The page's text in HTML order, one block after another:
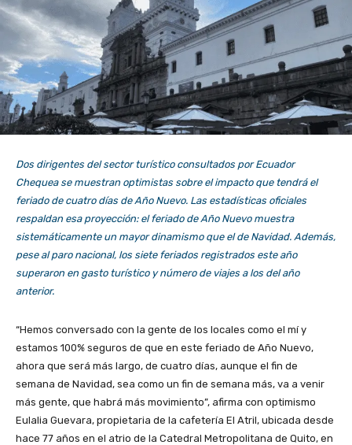
Dos dirigentes del sector turístico consultados por Ecuador
Chequea se muestran optimistas sobre el impacto que tendrá el
feriado de cuatro días de Año Nuevo. Las estadísticas oficiales
respaldan esa proyección: el feriado de Año Nuevo muestra
sistemáticamente un mayor dinamismo que el de Navidad. Además,
pese al paro nacional, los siete feriados registrados este año
superaron en gasto turístico y número de viajes a los del año
anterior.
“Hemos conversado con la gente de los locales como el mí y
estamos 100% seguros de que en este feriado de Año Nuevo,
ahora que será más largo, de cuatro días, aunque el fin de
semana de Navidad, sea como un fin de semana más, va a venir
más gente, que habrá más movimiento”, afirma con optimismo
Eulalia Guevara, propietaria de la cafetería El Atril, ubicada desde
hace 77 años en el atrio de la Catedral Metropolitana de Quito, en